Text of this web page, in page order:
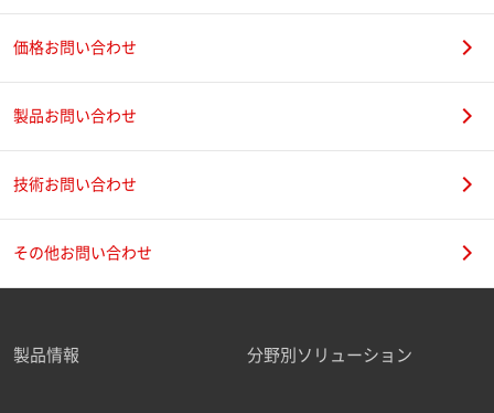
ご勤務先
価格お問い合わせ
製品お問い合わせ
技術お問い合わせ
その他お問い合わせ
製品情報 分野別ソリューション